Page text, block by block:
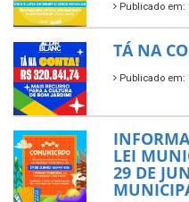
Publicado em:
TÁ NA
Publicado em:
LEI
29 DE